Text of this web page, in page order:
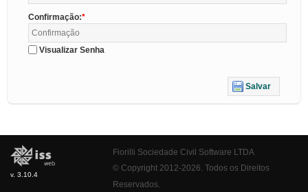
Confirmação:
Visualizar Senha
Salvar
v. 3.10.4
Fiorilli Sociedade Civil Software LTDA
© Copyright 2012-2026. Todos os Direitos
Reservados.